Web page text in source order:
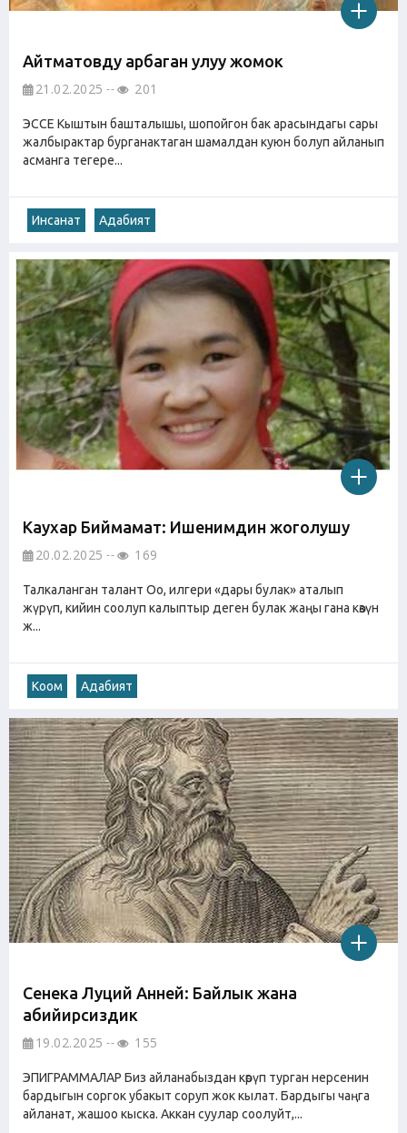
Айтматовду арбаган улуу жомок
21.02.2025 201
ЭССЕ Кыштын башталышы, шопойгон бак арасындагы сары
жалбырактар бурганактаган шамалдан куюн болуп айланып
асманга тегере...
Инсанат Адабият
Каухар Биймамат: Ишенимдин жоголушу
20.02.2025 169
Талкаланган талант Оо, илгери «дары булак» аталып
жүрүп, кийин соолуп калыптыр деген булак жаңы гана көзүн
ж...
Коом Адабият
Сенека Луций Анней: Байлык жана
абийирсиздик
19.02.2025 155
ЭПИГРАММАЛАР Биз айланабыздан көрүп турган нерсенин
бардыгын соргок убакыт соруп жок кылат. Бардыгы чаңга
айланат, жашоо кыска. Аккан суулар соолуйт,...